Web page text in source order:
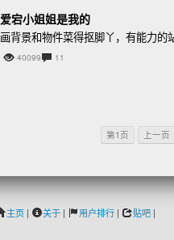
爱宕小姐姐是我的
画背景和物件菜得抠脚丫，有能力
40099 11
第1页 上一页
主页 | 关于 | 用户排行 | 贴吧 |